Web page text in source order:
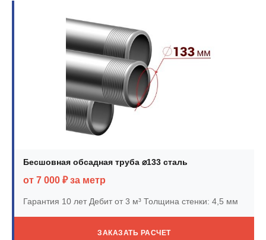
Бесшовная обсадная труба ⌀133 сталь
от 7 000 ₽ за метр
Гарантия 10 летДебит от 3 м³ Толщина стенки: 4,5 мм
ЗАКАЗАТЬ РАСЧЕТ